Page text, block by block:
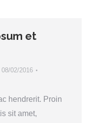
et
08/02/2016
hendrerit. Proin
sit amet,